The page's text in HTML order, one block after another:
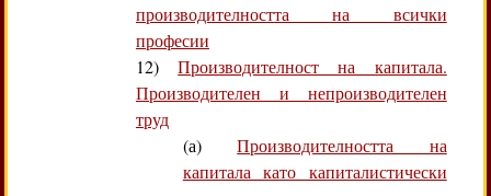
производителността на всички
професии
12)Производителност на капитала.
Производителен и непроизводителен
труд
(а)Производителността на
капитала като капиталистически